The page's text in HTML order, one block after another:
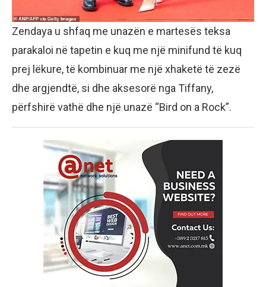
Zendaya u shfaq me unazën e martesës teksa
parakaloi në tapetin e kuq me një minifund të kuq
prej lëkure, të kombinuar me një xhaketë të zezë
dhe argjendtë, si dhe aksesorë nga Tiffany,
përfshirë vathë dhe një unazë “Bird on a Rock”.